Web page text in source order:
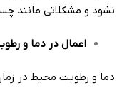
نشود و مشکلاتی مانند
اعمال در دما و
دما و رطوبت محیط در